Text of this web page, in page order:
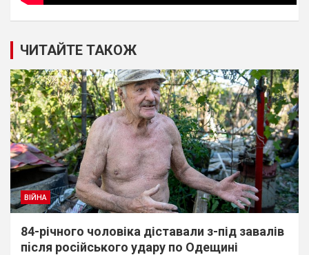
ЧИТАЙТЕ ТАКОЖ
ВІЙНА
84-річного чоловіка діставали з-під завалів
пiсля росiйського удару по Одещині